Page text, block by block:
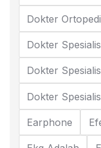
Dokter Ortopedi
Dokter
Dokter
Dokter
Earphone